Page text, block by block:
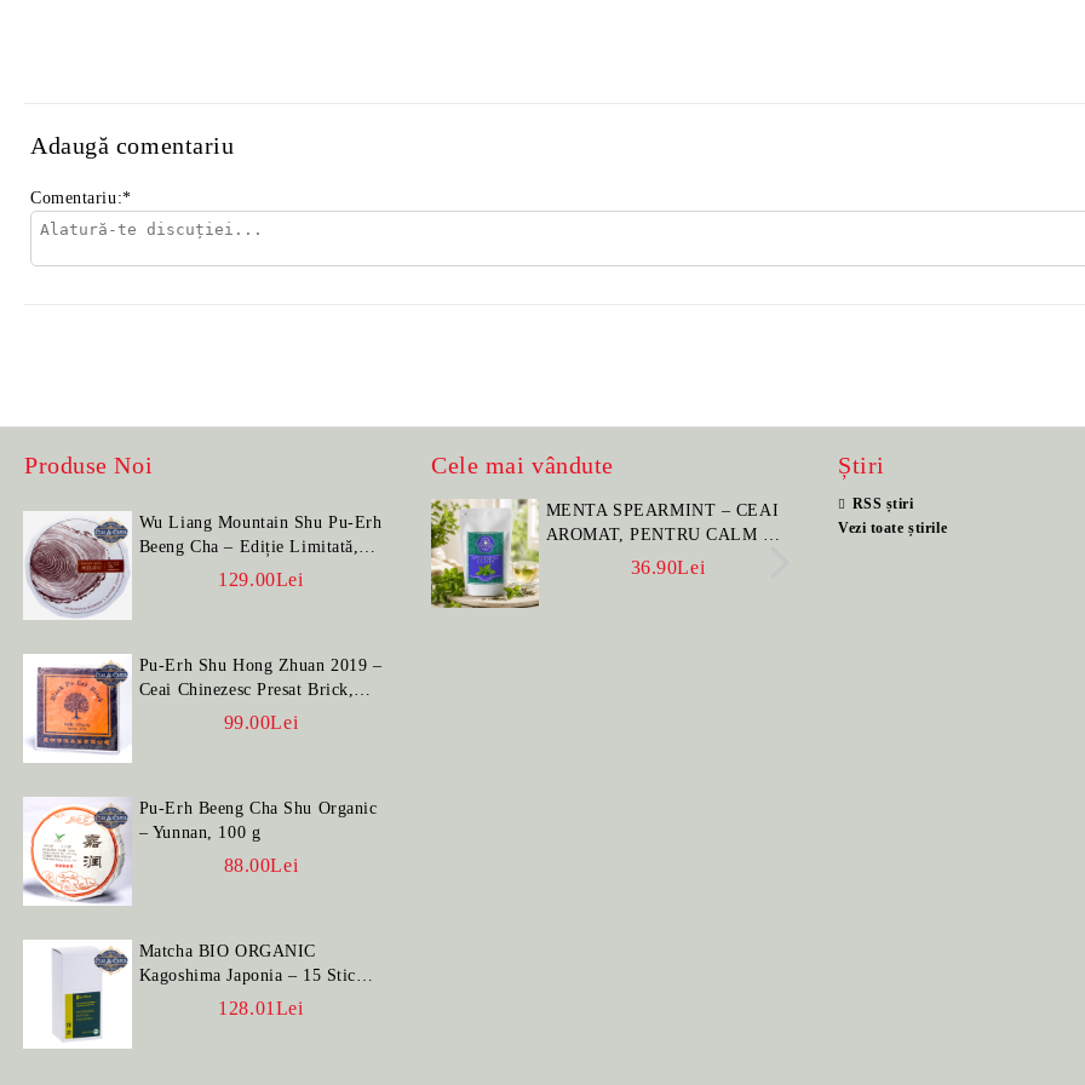
Adaugă comentariu
Comentariu:*
Produse Noi
Wu Liang Mountain Shu Pu-Erh
Beeng Cha – Ediție Limitată,
129.00Lei
Pu-Erh Shu Hong Zhuan 2019 –
Ceai Chinezesc Presat Brick,
99.00Lei
Pu-Erh Beeng Cha Shu Organic
– Yunnan, 100 g
88.00Lei
Matcha BIO ORGANIC
Kagoshima Japonia – 15 Stick-
128.01Lei
Cele mai vândute
MENTA SPEARMINT – CEAI
AROMAT, PENTRU CALM ȘI
BENEFIC PENTRU
36.90Lei
SET PORTELAN
PENTRU CEAI
Știri
RSS știri
Vezi toate știrile